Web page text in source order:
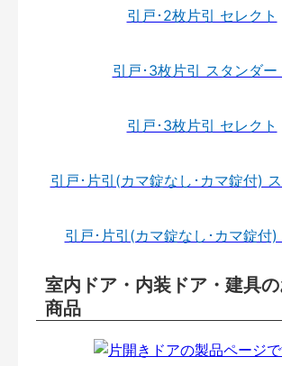
引戸･2枚片引 セレクト
引戸･3枚片引 スタンダー
引戸･3枚片引 セレクト
引戸･片引(カマ錠なし･カマ錠付)
引戸･片引(カマ錠なし･カマ錠付)
室内ドア・内装ドア・建具
商品